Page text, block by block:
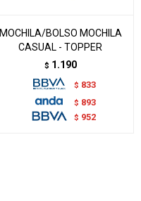
MOCHILA/BOLSO MOCHILA
CASUAL - TOPPER
$ 1.190
$ 833
$ 893
$ 952